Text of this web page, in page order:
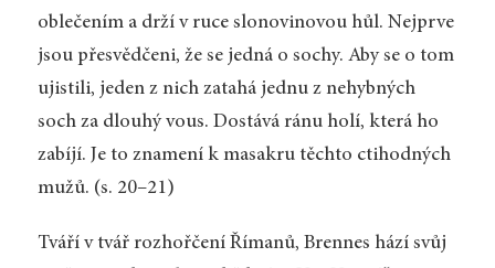
oblečením a drží v ruce slonovinovou hůl. Nejprve
jsou přesvědčeni, že se jedná o sochy. Aby se o tom
ujistili, jeden z nich zatahá jednu z nehybných
soch za dlouhý vous. Dostává ránu holí, která ho
zabíjí. Je to znamení k masakru těchto ctihodných
mužů. (s. 20–21)
Tváří v tvář rozhořčení Římanů, Brennes hází svůj